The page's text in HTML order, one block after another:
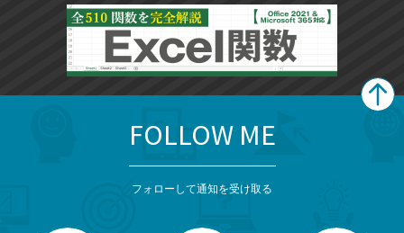
FOLLOW ME
フォローして通知を受け取る